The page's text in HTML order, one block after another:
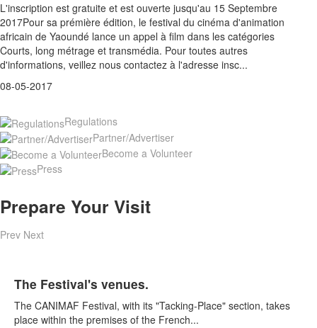
L'inscription est gratuite et est ouverte jusqu'au 15 Septembre
2017Pour sa prémière édition, le festival du cinéma d'animation
africain de Yaoundé lance un appel à film dans les catégories
Courts, long métrage et transmédia. Pour toutes autres
d'informations, veillez nous contactez à l'adresse insc...
08-05-2017
Regulations
Partner/Advertiser
Become a Volunteer
Press
Prepare Your Visit
Prev Next
The Festival's venues.
The CANIMAF Festival, with its "Tacking-Place" section, takes
place within the premises of the French...